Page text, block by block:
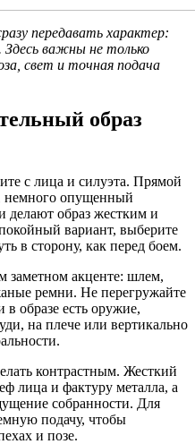
передавать характер:
Здесь важны не только
свет и точная подача
образ
с лица и силуэта. Прямой
немного опущенный
делают образ жестким и
вариант, выберите
в сторону, как перед боем.
заметном акценте: шлем,
ремни. Не перегружайте
образе есть оружие,
на плече или вертикально
контрастным. Жесткий
лица и фактуру металла, а
собранности. Для
подачу, чтобы
и позе.